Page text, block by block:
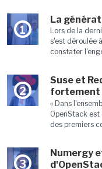
1
La
Lors de la
s'est déroulée
constater
2
Suse et
fortement
« Dans
OpenStack
des premiers
3
Numergy